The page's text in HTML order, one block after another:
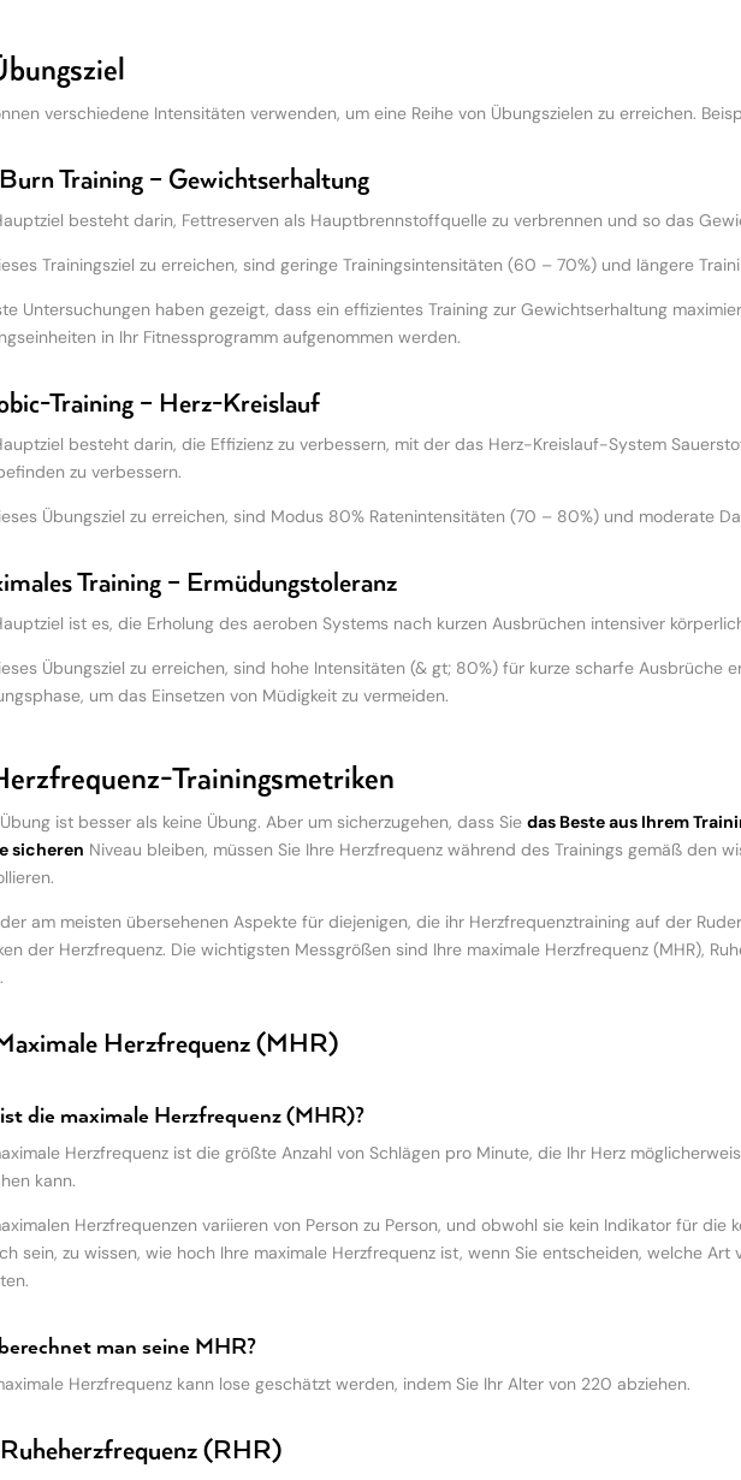
verschiedene Intensitäten verwenden, um eine Reihe von Übungszielen zu erreichen.
Training – Gewichtserhaltung
besteht darin, Fettreserven als Hauptbrennstoffquelle zu verbrennen und so das
Trainingsziel zu erreichen, sind geringe Trainingsintensitäten (60 – 70%) und längere
Untersuchungen haben gezeigt, dass ein effizientes Training zur Gewichtserhaltung
in Ihr Fitnessprogramm aufgenommen werden.
Training – Herz-Kreislauf
besteht darin, die Effizienz zu verbessern, mit der das Herz-Kreislauf-System
zu verbessern.
Übungsziel zu erreichen, sind Modus 80% Ratenintensitäten (70 – 80%) und moderate
Training – Ermüdungstoleranz
ist es, die Erholung des aeroben Systems nach kurzen Ausbrüchen intensiver
Übungsziel zu erreichen, sind hohe Intensitäten (& gt; 80%) für kurze scharfe Ausbrüche
um das Einsetzen von Müdigkeit zu vermeiden.
Trainingsmetriken
ist besser als keine Übung. Aber um sicherzugehen, dass Sie das Beste aus Ihrem
sicheren Niveau bleiben, müssen Sie Ihre Herzfrequenz während des Trainings gemäß den
am meisten übersehenen Aspekte für diejenigen, die ihr Herzfrequenztraining auf der
der Herzfrequenz. Die wichtigsten Messgrößen sind Ihre maximale Herzfrequenz (MHR),
Herzfrequenz (MHR)
die maximale Herzfrequenz (MHR)?
Herzfrequenz ist die größte Anzahl von Schlägen pro Minute, die Ihr Herz
kann.
Herzfrequenzen variieren von Person zu Person, und obwohl sie kein Indikator für die
sein, zu wissen, wie hoch Ihre maximale Herzfrequenz ist, wenn Sie entscheiden, welche Art
man seine MHR?
Herzfrequenz kann lose geschätzt werden, indem Sie Ihr Alter von 220 abziehen.
(RHR)